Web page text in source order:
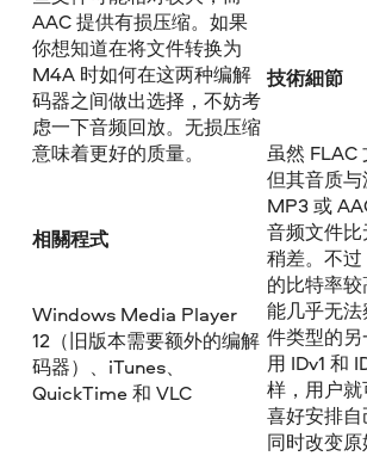
AAC 提供有损压缩。如果
你想知道在将文件转换为
M4A 时如何在这两种编解
码器之间做出选择，不妨考
虑一下音频回放。无损压缩
意味着更好的质量。
相關程式
Windows Media Player
12（旧版本需要额外的编解
码器）、iTunes、
QuickTime 和 VLC
技術細節
虽然 FLAC
但其音质与
MP3 或
音频文件
稍差。不
的比特率
能几乎无
件类型的
用 IDv1 和
样，用户
喜好安排自
同时改变原